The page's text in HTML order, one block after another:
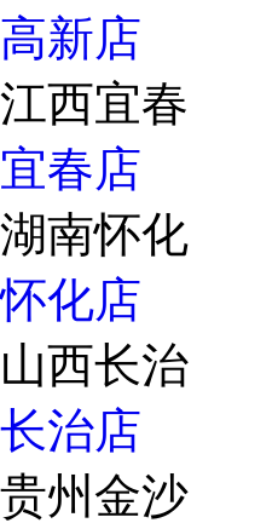
高新店
江西宜春
宜春店
湖南怀化
怀化店
山西长治
长治店
贵州金沙